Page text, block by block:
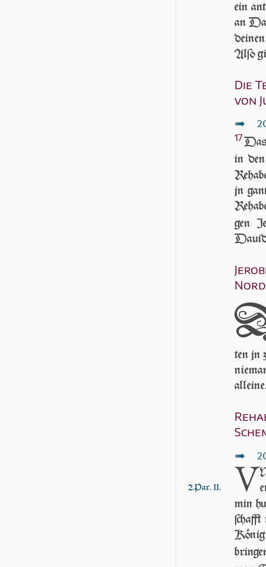
ein
an
Al­ſo
Die
von
↦
17Das
in
jn
gen
Dauid
ten jn
↦
2.Par. 11. V
min